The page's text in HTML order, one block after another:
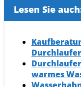
Lesen Sie
warmes